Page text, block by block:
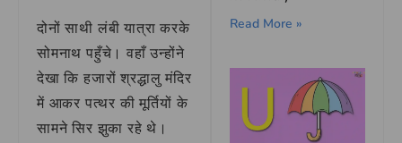
दोनों साथी लंबी यात्रा करके
सोमनाथ पहुँचे। वहाँ उन्होंने
देखा कि हजारों श्रद्धालु मंदिर
में आकर पत्थर की मूर्तियों के
सामने सिर झुका रहे थे।
Read More »